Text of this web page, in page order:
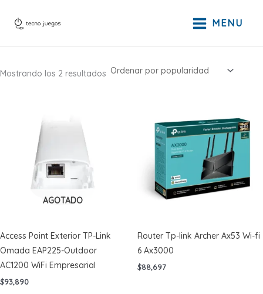
MENU
Mostrando los 2 resultados Ordenado
AGOTADO
Access Point Exterior TP-Link
Omada EAP225-Outdoor
AC1200 WiFi Empresarial
$93,890
Router Tp-link Archer Ax53 Wi-fi
6 Ax3000
$88,697